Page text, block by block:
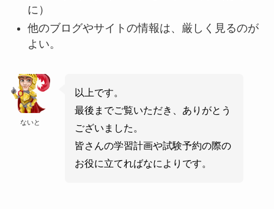
に）
他のブログやサイトの情報は、厳しく見るのが
よい。
ないと
以上です。
最後までご覧いただき、ありがとう
ございました。
皆さんの学習計画や試験予約の際の
お役に立てればなによりです。